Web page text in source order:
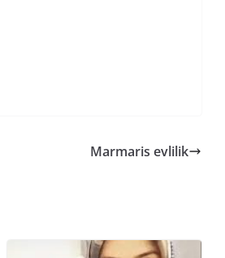
Marmaris evlilik